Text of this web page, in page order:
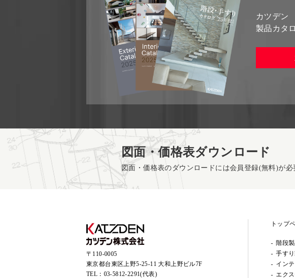
カツデン
製品カタ
図面・価格表ダウンロード
図面・価格表のダウンロードには会員登録(無料)が必
〒110-0005
東京都台東区上野5-25-11 大和上野ビル7F
TEL： 03-5812-2291(代表)
トップ
階段
手す
イン
エク